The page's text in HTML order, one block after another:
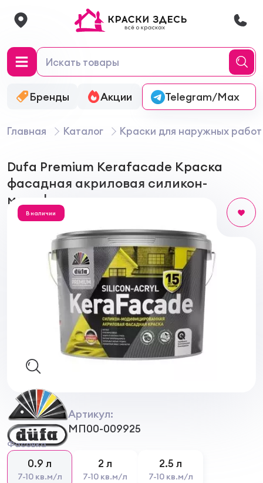
Бренды Акции Онлайн-колеровка
Telegram/Max
Главная Каталог Краски для наружных работ
Dufa Premium Kerafacade Краска
фасадная акриловая силикон-
модифицированная
В наличии
Артикул:
МП00-009925
Фасовка
0.9 л
7-10 кв.м/л
2 л
7-10 кв.м/л
2.5 л
7-10 кв.м/л